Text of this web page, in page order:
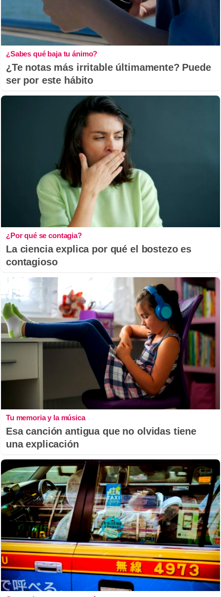
¿Sabes qué baja tu ánimo?
¿Te notas más irritable últimamente? Puede
ser por este hábito
¿Por qué se contagia?
La ciencia explica por qué el bostezo es
contagioso
Tu memoria y la música
Esa canción antigua que no olvidas tiene
una explicación